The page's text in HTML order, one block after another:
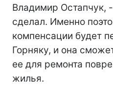
Владимир Остапчук, -
сделал. Именно
компенсации будет
Горняку, и она
ее для ремонта
жилья.